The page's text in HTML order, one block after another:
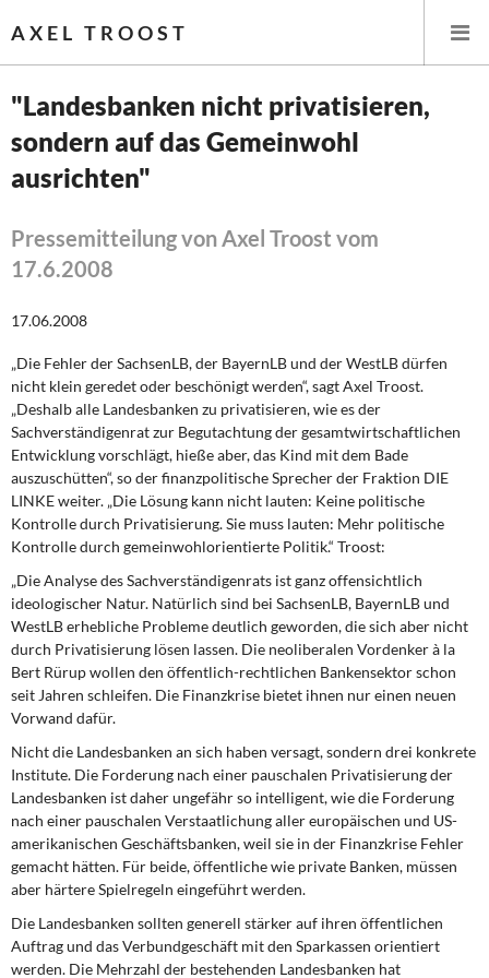
AXEL TROOST
Startseite
Memo-Gruppe
Rosa-Luxemburg-Stiftung
Über mich
Kontakt
"Landesbanken nicht privatisieren,
sondern auf das Gemeinwohl
ausrichten"
Pressemitteilung von Axel Troost vom
17.6.2008
17.06.2008
„Die Fehler der SachsenLB, der BayernLB und der WestLB dürfen
nicht klein geredet oder beschönigt werden“, sagt Axel Troost.
„Deshalb alle Landesbanken zu privatisieren, wie es der
Sachverständigenrat zur Begutachtung der gesamtwirtschaftlichen
Entwicklung vorschlägt, hieße aber, das Kind mit dem Bade
auszuschütten“, so der finanzpolitische Sprecher der Fraktion DIE
LINKE weiter. „Die Lösung kann nicht lauten: Keine politische
Kontrolle durch Privatisierung. Sie muss lauten: Mehr politische
Kontrolle durch gemeinwohlorientierte Politik.“ Troost:
„Die Analyse des Sachverständigenrats ist ganz offensichtlich
ideologischer Natur. Natürlich sind bei SachsenLB, BayernLB und
WestLB erhebliche Probleme deutlich geworden, die sich aber nicht
durch Privatisierung lösen lassen. Die neoliberalen Vordenker à la
Bert Rürup wollen den öffentlich-rechtlichen Bankensektor schon
seit Jahren schleifen. Die Finanzkrise bietet ihnen nur einen neuen
Vorwand dafür.
Nicht die Landesbanken an sich haben versagt, sondern drei konkrete
Institute. Die Forderung nach einer pauschalen Privatisierung der
Landesbanken ist daher ungefähr so intelligent, wie die Forderung
nach einer pauschalen Verstaatlichung aller europäischen und US-
amerikanischen Geschäftsbanken, weil sie in der Finanzkrise Fehler
gemacht hätten. Für beide, öffentliche wie private Banken, müssen
aber härtere Spielregeln eingeführt werden.
Die Landesbanken sollten generell stärker auf ihren öffentlichen
Auftrag und das Verbundgeschäft mit den Sparkassen orientiert
werden. Die Mehrzahl der bestehenden Landesbanken hat